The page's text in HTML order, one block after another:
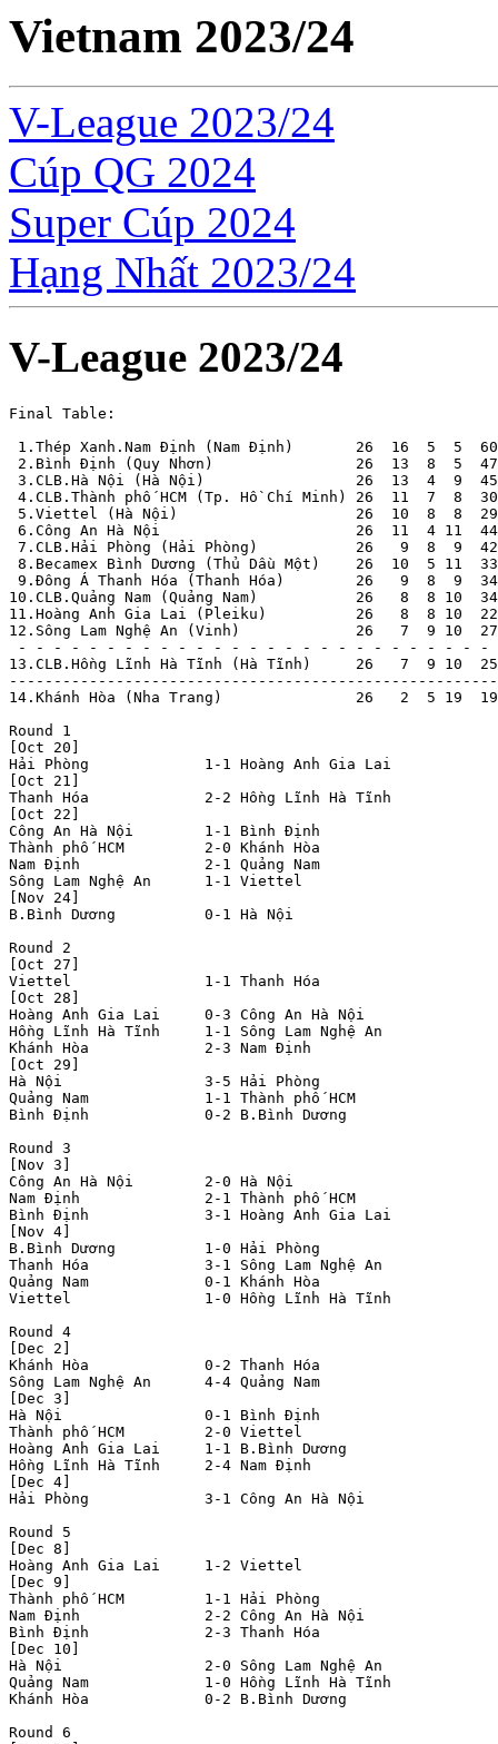
Vietnam 2023/24
V-League 2023/24
Cúp QG 2024
Super Cúp 2024
Hạng Nhất 2023/24
V-League 2023/24
Final Table:
1.Thép Xanh.Nam Định (Nam Định)       26  16  5  5
2.Bình Định (Quy Nhơn)                26  13  8  5
3.CLB.Hà Nội (Hà Nội)                 26  13  4  9
4.CLB.Thành phố HCM (Tp. Hồ Chí Minh) 26  11  7  8
5.Viettel (Hà Nội)                    26  10  8  8
6.Công An Hà Nội                      26  11  4 11
7.CLB.Hải Phòng (Hải Phòng)           26   9  8  9
8.Becamex Bình Dương (Thủ Dầu Một)    26  10  5 11
9.Ðông Á Thanh Hóa (Thanh Hóa)        26   9  8  9
10.CLB.Quảng Nam (Quảng Nam)           26   8  8 10
11.Hoàng Anh Gia Lai (Pleiku)          26   8  8 10
12.Sông Lam Nghệ An (Vinh)             26   7  9 10
- - - - - - - - - - - - - - - - - - - - - - - - - - -
13.CLB.Hồng Lĩnh Hà Tĩnh (Hà Tĩnh)     26   7  9